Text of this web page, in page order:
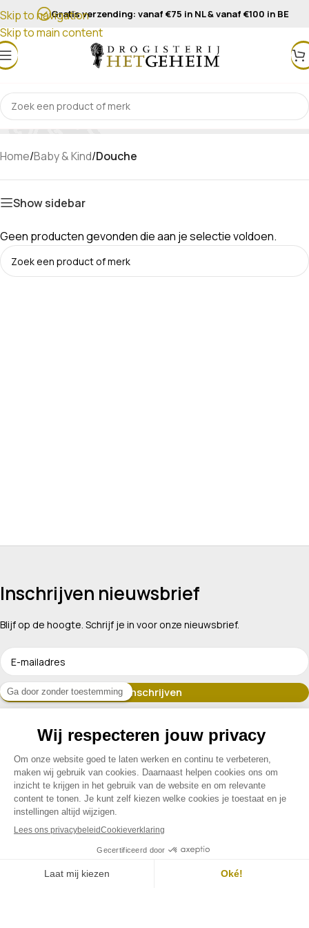
Skip to navigation
Skip to main content
Gratis verzending: vanaf €75 in NL & vanaf €100 in BE
Douche
Home/Baby & Kind/Douche
Show sidebar
Geen producten gevonden die aan je selectie voldoen.
Inschrijven nieuwsbrief
Blijf op de hoogte. Schrijf je in voor onze nieuwsbrief.
Erkend lid van
Assortiment
Contact
Contact
Mijn account